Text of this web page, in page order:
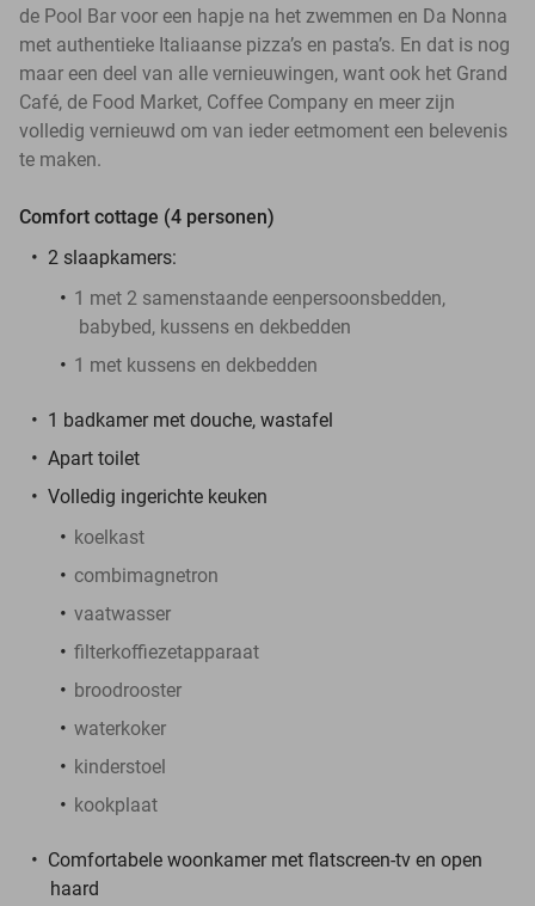
de Pool Bar voor een hapje na het zwemmen en Da Nonna
met authentieke Italiaanse pizza’s en pasta’s. En dat is nog
maar een deel van alle vernieuwingen, want ook het Grand
Café, de Food Market, Coffee Company en meer zijn
volledig vernieuwd om van ieder eetmoment een belevenis
te maken.
Comfort cottage (4 personen)
2 slaapkamers:
1 met 2 samenstaande eenpersoonsbedden,
babybed, kussens en dekbedden
1 met kussens en dekbedden
1 badkamer met douche, wastafel
Apart toilet
Volledig ingerichte keuken
koelkast
combimagnetron
vaatwasser
filterkoffiezetapparaat
broodrooster
waterkoker
kinderstoel
kookplaat
Comfortabele woonkamer met flatscreen-tv en open
haard